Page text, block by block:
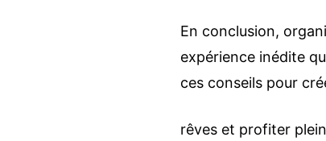
En conclusion,
expérience inédite
ces conseils pour
rêves et profiter